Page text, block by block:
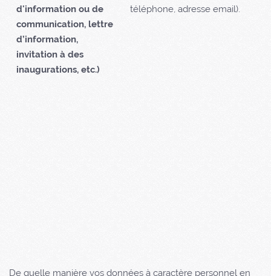
d'information ou de
communication, lettre
d’information,
invitation à des
inaugurations, etc.)
téléphone, adresse email).
De quelle manière vos données à caractère personnel en